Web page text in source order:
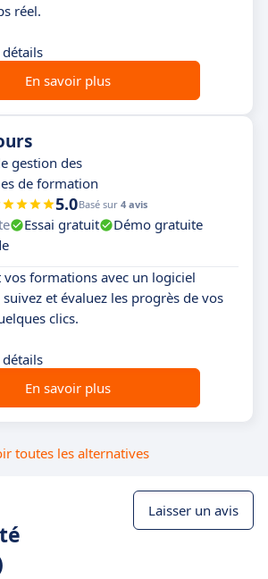
réel.
En savoir plus
gestion des
de formation
5.0Basé sur 4 avis
Essai gratuit
Démo gratuite
vos formations avec un logiciel
et évaluez les progrès de vos
clics.
En savoir plus
toutes les alternatives
Laisser un avis